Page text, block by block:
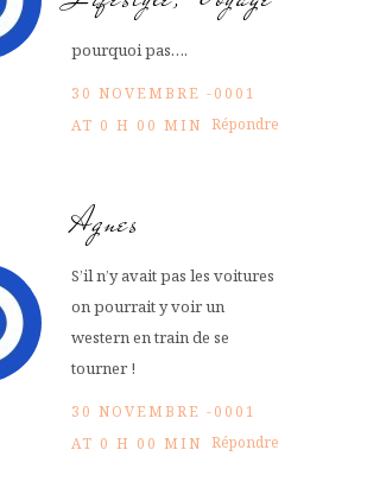
pourquoi pas….
30 NOVEMBRE -0001
AT 0 H 00 MIN Répondre
Agnes
S’il n’y avait pas les voitures
on pourrait y voir un
western en train de se
tourner !
30 NOVEMBRE -0001
AT 0 H 00 MIN Répondre